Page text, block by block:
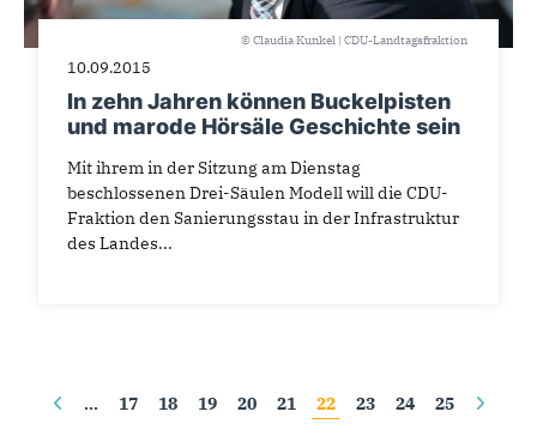
© Claudia Kunkel | CDU-Landtagsfraktion
10.09.2015
In zehn Jahren können Buckelpisten
und marode Hörsäle Geschichte sein
Mit ihrem in der Sitzung am Dienstag
beschlossenen Drei-Säulen Modell will die CDU-
Fraktion den Sanierungsstau in der Infrastruktur
des Landes...
Seiten
… 17 18 19 20 21 22 23 24 25